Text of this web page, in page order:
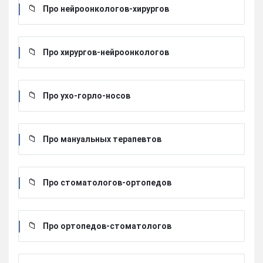
Про нейроонкологов-хирургов
Про хирургов-нейроонкологов
Про ухо-горло-носов
Про мануальных терапевтов
Про стоматологов-ортопедов
Про ортопедов-стоматологов